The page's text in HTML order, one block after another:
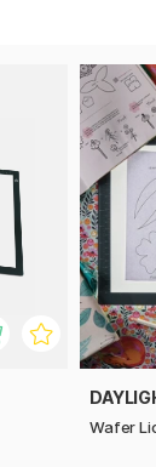
verdeeld dan bij
met
ruimte in
nog eens heel
heb je ook
te voorkomen. Wij
A2-formaat. Alle
in A3 op een
groter zal zijn
te doen aan
Wafer is een
0,8 cm en
niet direct onder
lange brandtijd.
Wafer